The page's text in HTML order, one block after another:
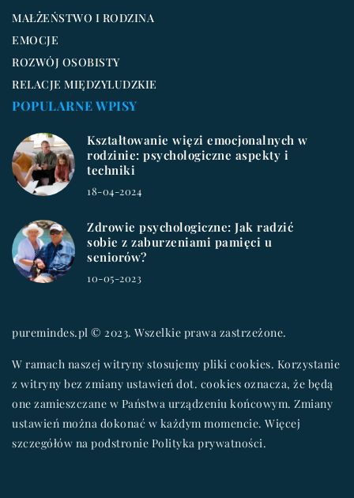
MAŁŻEŃSTWO I RODZINA
EMOCJE
ROZWÓJ OSOBISTY
RELACJE MIĘDZYLUDZKIE
POPULARNE WPISY
Kształtowanie więzi emocjonalnych w
rodzinie: psychologiczne aspekty i
techniki
18-04-2024
Zdrowie psychologiczne: Jak radzić
sobie z zaburzeniami pamięci u
seniorów?
10-05-2023
puremindes.pl © 2023. Wszelkie prawa zastrzeżone.
W ramach naszej witryny stosujemy pliki cookies. Korzystanie
z witryny bez zmiany ustawień dot. cookies oznacza, że będą
one zamieszczane w Państwa urządzeniu końcowym. Zmiany
ustawień można dokonać w każdym momencie. Więcej
szczegółów na podstronie Polityka prywatności.